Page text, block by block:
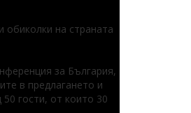
на страната
за България,
в предлагането и
гости, от които 30